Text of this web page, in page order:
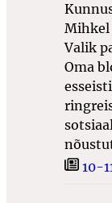
Mihkel
Valik
Oma
10-